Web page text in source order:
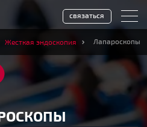
Жесткая эндоскопия Лапароскопы
связаться